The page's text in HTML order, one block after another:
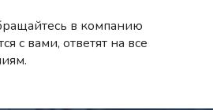
в компанию
с вами, ответят на все